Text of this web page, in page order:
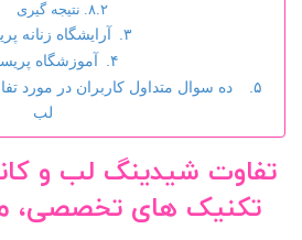
نتیجه گیری
آرایشگاه زنانه
آموزشگاه
ده سوال متداول کاربران در مورد
لب
تفاوت شیدینگ لب و
تکنیک های تخصصی،